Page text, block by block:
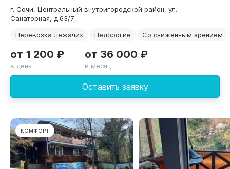
г. Сочи, Центральный внутригородской район, ул.
Санаторная, д.63/7
Перевозка лежачих
Недорогие Со сниженным зрением
Оставить заявку
от 1 200 ₽
в день
от 36 000 ₽
в месяц
КОМФОРТ